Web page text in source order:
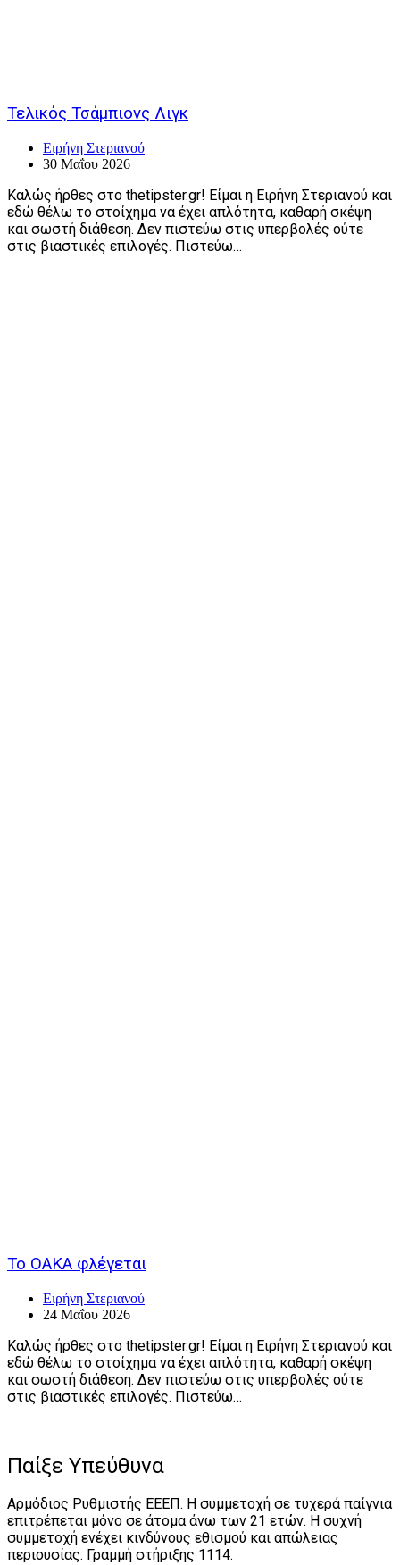
Τελικός Τσάμπιονς Λιγκ
Ειρήνη Στεριανού
30 Μαΐου 2026
Καλώς ήρθες στο thetipster.gr! Είμαι η Ειρήνη Στεριανού και
εδώ θέλω το στοίχημα να έχει απλότητα, καθαρή σκέψη
και σωστή διάθεση. Δεν πιστεύω στις υπερβολές ούτε
στις βιαστικές επιλογές. Πιστεύω…
Το ΟΑΚΑ φλέγεται
Ειρήνη Στεριανού
24 Μαΐου 2026
Καλώς ήρθες στο thetipster.gr! Είμαι η Ειρήνη Στεριανού και
εδώ θέλω το στοίχημα να έχει απλότητα, καθαρή σκέψη
και σωστή διάθεση. Δεν πιστεύω στις υπερβολές ούτε
στις βιαστικές επιλογές. Πιστεύω…
Παίξε Υπεύθυνα
Αρμόδιος Ρυθμιστής ΕΕΕΠ. Η συμμετοχή σε τυχερά παίγνια
επιτρέπεται μόνο σε άτομα άνω των 21 ετών. Η συχνή
συμμετοχή ενέχει κινδύνους εθισμού και απώλειας
περιουσίας. Γραμμή στήριξης 1114.